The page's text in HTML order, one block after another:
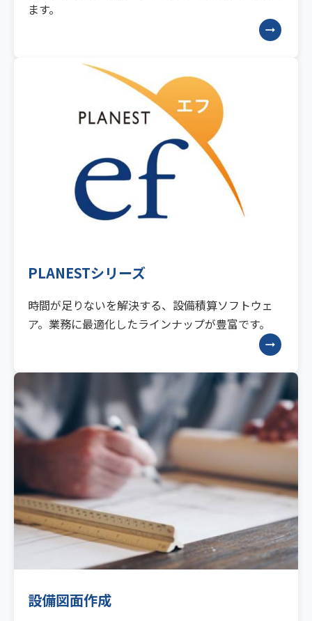
ます。
arrow_right_alt
PLANESTシリーズ
時間が足りないを解決する、設備積算ソフトウェ
ア。業務に最適化したラインナップが豊富です。
arrow_right_alt
設備図面作成